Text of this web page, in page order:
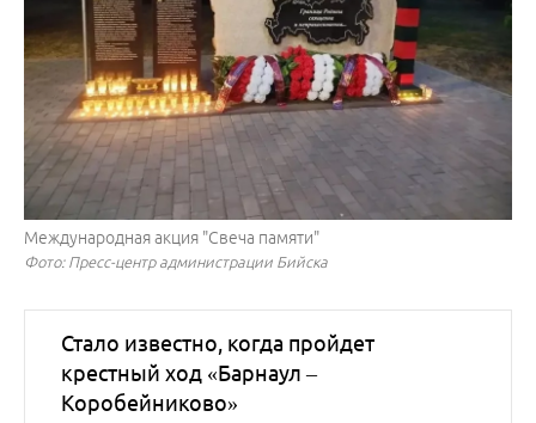
Международная акция "Свеча памяти"
Фото: Пресс-центр администрации Бийска
Стало известно, когда пройдет
крестный ход «Барнаул –
Коробейниково»